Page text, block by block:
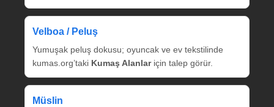
Velboa / Peluş
Yumuşak peluş dokusu; oyuncak ve ev tekstilinde
kumas.org’taki Kumaş Alanlariçin talep görür.
Müslin